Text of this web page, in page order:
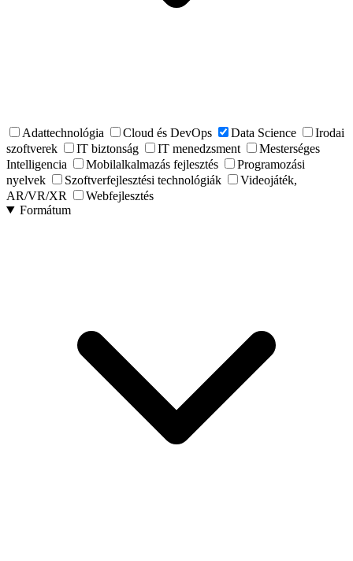
Adattechnológia Cloud és DevOps Data Science
Irodai
szoftverek
IT biztonság IT menedzsment
Mesterséges
Intelligencia
Mobilalkalmazás fejlesztés
Programozási
nyelvek
Szoftverfejlesztési technológiák
Videojáték,
AR/VR/XR
Webfejlesztés
Formátum